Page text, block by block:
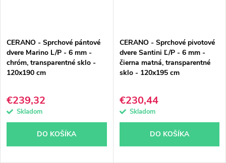
CERANO - Sprchové pántové
dvere Marino L/P - 6 mm -
chróm, transparentné sklo -
120x190 cm
€239,32
Skladom
DO KOŠÍKA
CERANO - Sprchové pivotové
dvere Santini Ľ/P - 6 mm -
čierna matná, transparentné
sklo - 120x195 cm
€230,44
Skladom
DO KOŠÍKA